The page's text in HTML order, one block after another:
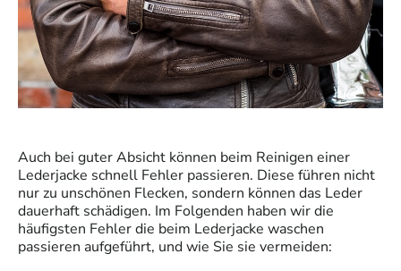
Auch bei guter Absicht können beim Reinigen einer
Lederjacke schnell Fehler passieren. Diese führen nicht
nur zu unschönen Flecken, sondern können das Leder
dauerhaft schädigen. Im Folgenden haben wir die
häufigsten Fehler die beim Lederjacke waschen
passieren aufgeführt, und wie Sie sie vermeiden: